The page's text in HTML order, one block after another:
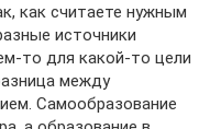
как считаете нужным
источники
то для какой-то цели
между
Самообразование